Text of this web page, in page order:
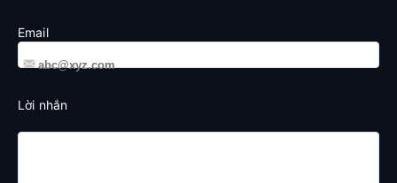
Email
Lời nhắn